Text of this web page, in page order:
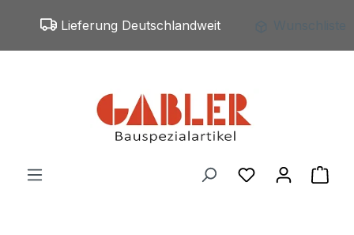
Zum Hauptinhalt springen
Lieferung Deutschlandweit
Du hast 0